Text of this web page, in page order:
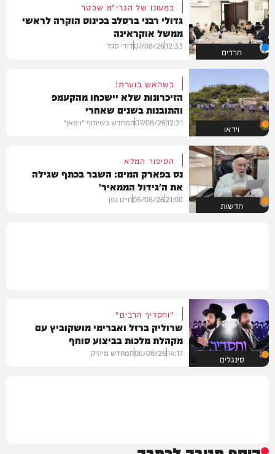
חרדים
במעונו של הגרי"מ שכטר
גדולי רבני ברסלב בכינוס הוקרה לראשי
ממשל אוקראינה
12:33
07/08/26דודי סגל
וידאו
כשהאש בוערת!
הזיכרונות שלא יישכחו מהקעמפ
והתובנות בשנים שאחרי
12:21
07/08/26המחדש בשיתוף "וימאן"
חדשות
הסיפור המלא
נס בפארק המים: השבר בכתף שגילה
את ה'גידול הממאיר'
21:00
06/08/26חיים גפן
סינגלים
"וחסדיך הרבים"
שרוליק ברזל ואברימי מושקוביץ עם
מקהלת מלכות בביצוע סוחף
14:17
06/08/26המחדש מיוזיק